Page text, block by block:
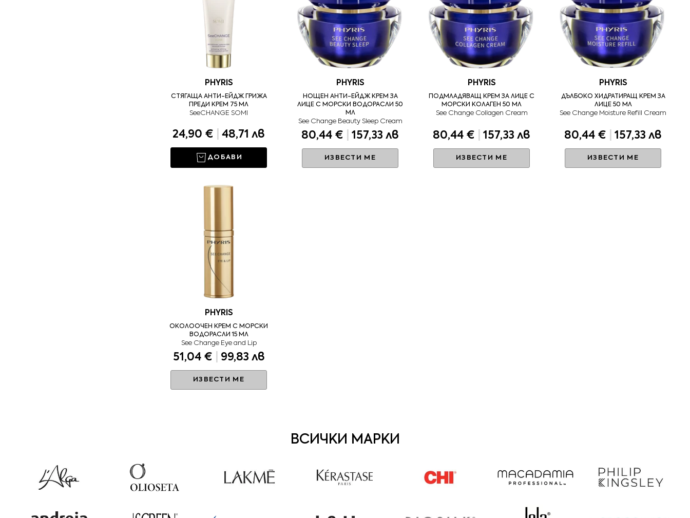
PHYRIS
СТЯГАЩА АНТИ-ЕЙДЖ ГРИЖА
ПРЕДИ КРЕМ 75 МЛ
SeeCHANGE SOMI
24,90 € 48,71 лв
ДОБАВИ
PHYRIS
НОЩЕН АНТИ-ЕЙДЖ КРЕМ ЗА
ЛИЦЕ С МОРСКИ ВОДОРАСЛИ 50
МЛ
See Change Beauty Sleep Cream
80,44 € 157,33 лв
ИЗВЕСТИ МЕ
PHYRIS
ПОДМЛАДЯВАЩ КРЕМ ЗА ЛИЦЕ С
МОРСКИ КОЛАГЕН 50 МЛ
See Change Collagen Cream
80,44 € 157,33 лв
ИЗВЕСТИ МЕ
PHYRIS
ДЪЛБОКО ХИДРАТИРАЩ КРЕМ ЗА
ЛИЦЕ 50 МЛ
See Change Moisture Refill Cream
80,44 € 157,33 лв
ИЗВЕСТИ МЕ
PHYRIS
ОКОЛООЧЕН КРЕМ С МОРСКИ
ВОДОРАСЛИ 15 МЛ
See Change Eye and Lip
51,04 € 99,83 лв
ИЗВЕСТИ МЕ
ВСИЧКИ МАРКИ